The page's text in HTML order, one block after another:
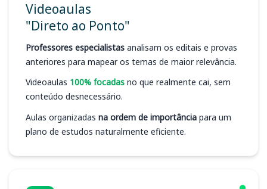
Videoaulas
"Direto ao Ponto"
Professores especialistas analisam os editais e provas
anteriores para mapear os temas de maior relevância.
Videoaulas 100% focadas no que realmente cai, sem
conteúdo desnecessário.
Aulas organizadas na ordem de importância para um
plano de estudos naturalmente eficiente.